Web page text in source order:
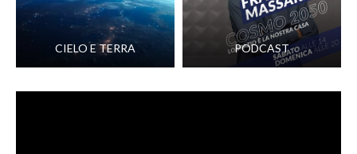
CIELO E TERRA PODCAST